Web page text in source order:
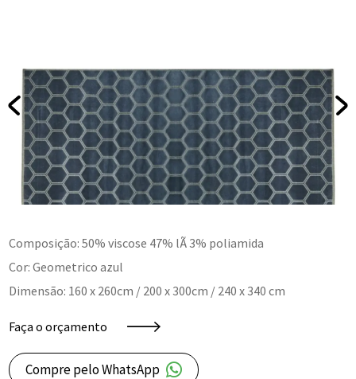
Composição: 50% viscose 47% lÃ 3% poliamida
Cor: Geometrico azul
Dimensão: 160 x 260cm / 200 x 300cm / 240 x 340 cm
Faça o orçamento
Compre pelo WhatsApp